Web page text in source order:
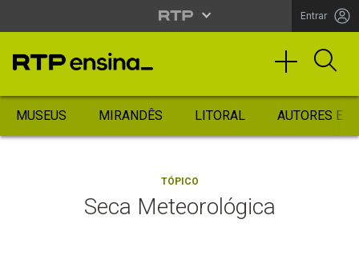
Entrar
MUSEUS MIRANDÊS LITORAL AUTORES
TÓPICO
Seca Meteorológica